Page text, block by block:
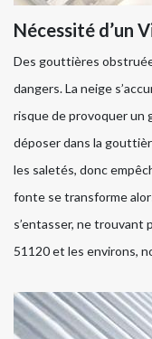
Nécessité d’un
Des gouttières
dangers. La neige
risque de provoquer un
déposer dans la
les saletés, donc
fonte se transforme
s’entasser, ne trouvant
51120 et les environs,